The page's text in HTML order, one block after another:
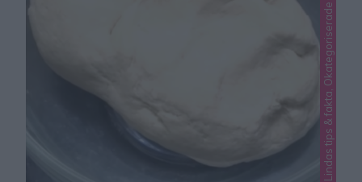
Lindas tips & fakta, Okategoriserade